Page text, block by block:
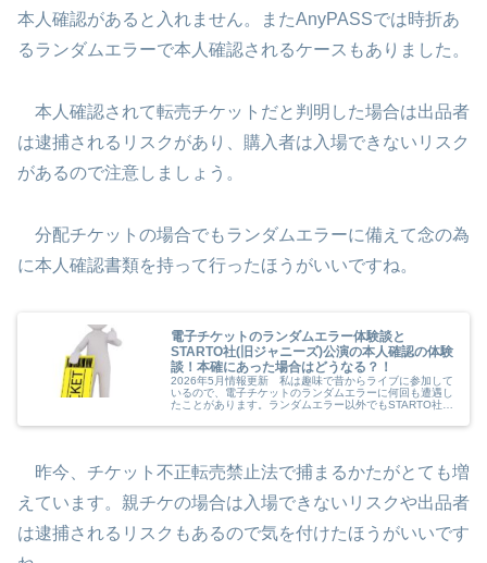
本人確認があると入れません。またAnyPASSでは時折あ
るランダムエラーで本人確認されるケースもありました。
本人確認されて転売チケットだと判明した場合は出品者
は逮捕されるリスクがあり、購入者は入場できないリスク
があるので注意しましょう。
分配チケットの場合でもランダムエラーに備えて念の為
に本人確認書類を持って行ったほうがいいですね。
電子チケットのランダムエラー体験談と
STARTO社(旧ジャニーズ)公演の本人確認の体験
談！本確にあった場合はどうなる？！
2026年5月情報更新 私は趣味で昔からライブに参加して
いるので、電子チケットのランダムエラーに何回も遭遇し
たことがあります。ランダムエラー以外でもSTARTO社
今回は以前電子チケットや...
昨今、チケット不正転売禁止法で捕まるかたがとても増
えています。親チケの場合は入場できないリスクや出品者
は逮捕されるリスクもあるので気を付けたほうがいいです